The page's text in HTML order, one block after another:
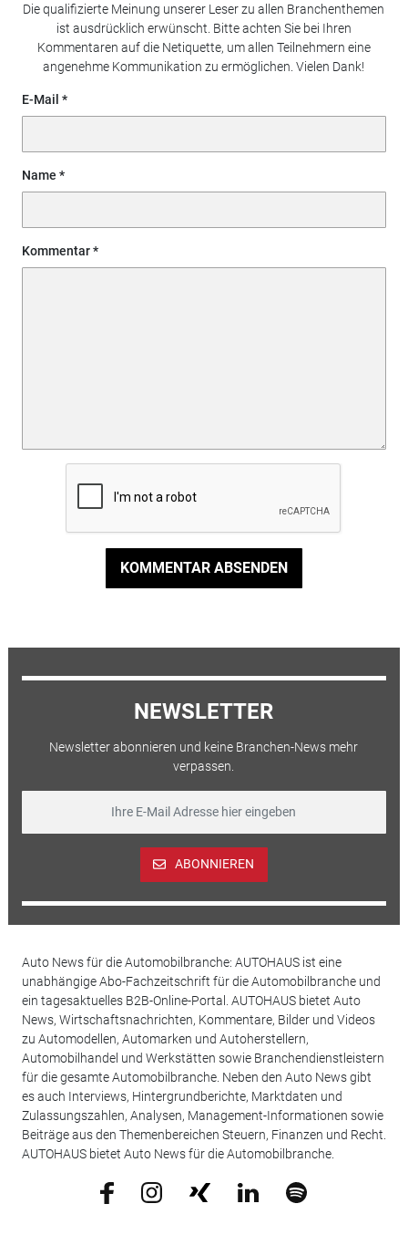
Die qualifizierte Meinung unserer Leser zu allen Branchenthemen
ist ausdrücklich erwünscht. Bitte achten Sie bei Ihren
Kommentaren auf die Netiquette, um allen Teilnehmern eine
angenehme Kommunikation zu ermöglichen. Vielen Dank!
E-Mail
Name
Kommentar
KOMMENTAR ABSENDEN
NEWSLETTER
Newsletter abonnieren und keine Branchen-News mehr
verpassen.
ABONNIEREN
Auto News für die Automobilbranche: AUTOHAUS ist eine
unabhängige Abo-Fachzeitschrift für die Automobilbranche und
ein tagesaktuelles B2B-Online-Portal. AUTOHAUS bietet Auto
News, Wirtschaftsnachrichten, Kommentare, Bilder und Videos
zu Automodellen, Automarken und Autoherstellern,
Automobilhandel und Werkstätten sowie Branchendienstleistern
für die gesamte Automobilbranche. Neben den Auto News gibt
es auch Interviews, Hintergrundberichte, Marktdaten und
Zulassungszahlen, Analysen, Management-Informationen sowie
Beiträge aus den Themenbereichen Steuern, Finanzen und Recht.
AUTOHAUS bietet Auto News für die Automobilbranche.